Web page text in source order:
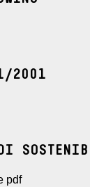
2001
pdf